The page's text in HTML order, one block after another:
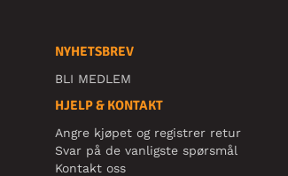
NYHETSBREV
BLI MEDLEM
HJELP & KONTAKT
Angre kjøpet og registrer retur
Svar på de vanligste spørsmål
Kontakt oss